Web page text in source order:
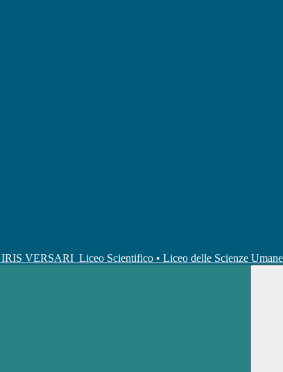
IRIS VERSARI Liceo Scientifico • Liceo delle Scienze